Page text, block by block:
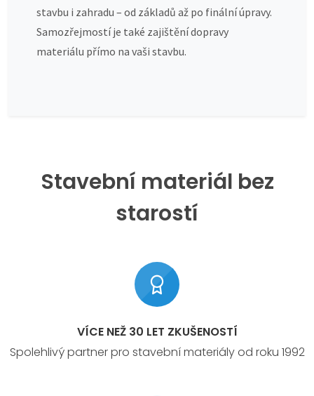
stavbu i zahradu – od základů až po finální úpravy.
Samozřejmostí je také zajištění dopravy
materiálu přímo na vaši stavbu.
Stavební materiál bez
starostí
VÍCE NEŽ 30 LET ZKUŠENOSTÍ
Spolehlivý partner pro stavební materiály od roku 1992